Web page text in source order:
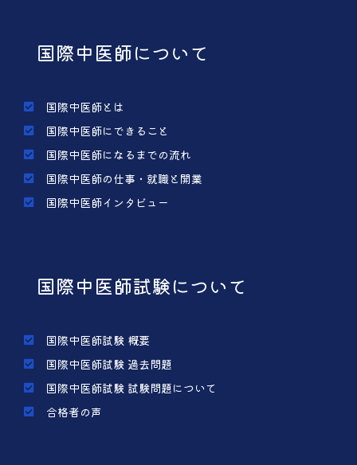
国際中医師について
国際中医師とは
国際中医師にできること
国際中医師になるまでの流れ
国際中医師の仕事・就職と開業
国際中医師インタビュー
国際中医師試験について
国際中医師試験 概要
国際中医師試験 過去問題
国際中医師試験 試験問題について
合格者の声